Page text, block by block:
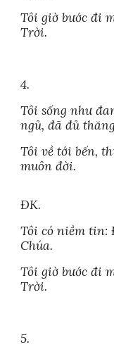
Tôi giờ bước đi
Trời.
4.
Tôi sống như
ngủ, đã đủ
Tôi về tới bến,
muôn đời.
ĐK.
Tôi có niềm tin:
Chúa.
Tôi giờ bước đi
Trời.
5.